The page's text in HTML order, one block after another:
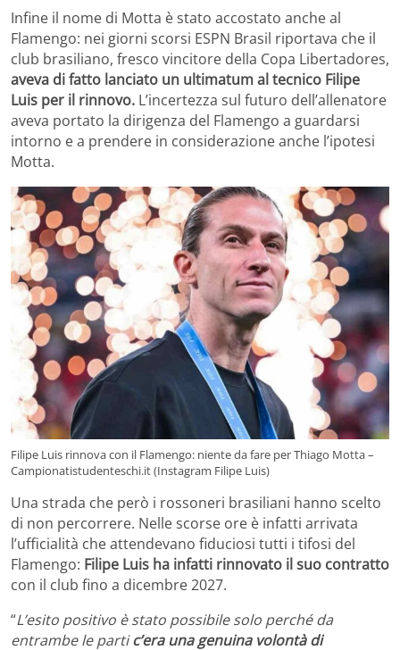
Infine il nome di Motta è stato accostato anche al
Flamengo: nei giorni scorsi ESPN Brasil riportava che il
club brasiliano, fresco vincitore della Copa Libertadores,
aveva di fatto lanciato un ultimatum al tecnico Filipe
Luis per il rinnovo. L’incertezza sul futuro dell’allenatore
aveva portato la dirigenza del Flamengo a guardarsi
intorno e a prendere in considerazione anche l’ipotesi
Motta.
Filipe Luis rinnova con il Flamengo: niente da fare per Thiago Motta –
Campionatistudenteschi.it (Instagram Filipe Luis)
Una strada che però i rossoneri brasiliani hanno scelto
di non percorrere. Nelle scorse ore è infatti arrivata
l’ufficialità che attendevano fiduciosi tutti i tifosi del
Flamengo: Filipe Luis ha infatti rinnovato il suo contratto
con il club fino a dicembre 2027.
“L’esito positivo è stato possibile solo perché da
entrambe le partic’era una genuina volontà di